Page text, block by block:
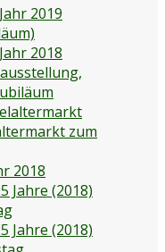
2019
2018
zum
2018
Jahre (2018)
Jahre (2018)